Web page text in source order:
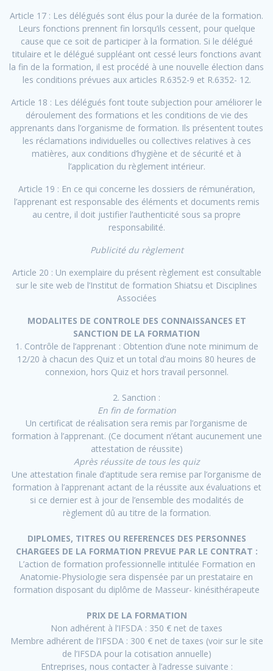
Article 17 : Les délégués sont élus pour la durée de la formation.
Leurs fonctions prennent fin lorsqu’ils cessent, pour quelque
cause que ce soit de participer à la formation. Si le délégué
titulaire et le délégué suppléant ont cessé leurs fonctions avant
la fin de la formation, il est procédé à une nouvelle élection dans
les conditions prévues aux articles R.6352-9 et R.6352- 12.
Article 18 : Les délégués font toute subjection pour améliorer le
déroulement des formations et les conditions de vie des
apprenants dans l’organisme de formation. Ils présentent toutes
les réclamations individuelles ou collectives relatives à ces
matières, aux conditions d’hygiène et de sécurité et à
l’application du règlement intérieur.
Article 19 : En ce qui concerne les dossiers de rémunération,
l’apprenant est responsable des éléments et documents remis
au centre, il doit justifier l’authenticité sous sa propre
responsabilité.
Publicité du règlement
Article 20 : Un exemplaire du présent règlement est consultable
sur le site web de l’Institut de formation Shiatsu et Disciplines
Associées
MODALITES DE CONTROLE DES CONNAISSANCES ET
SANCTION DE LA FORMATION
1. Contrôle de l’apprenant : Obtention d’une note minimum de
12/20 à chacun des Quiz et un total d’au moins 80 heures de
connexion, hors Quiz et hors travail personnel.
2. Sanction :
En fin de formation
Un certificat de réalisation sera remis par l’organisme de
formation à l’apprenant. (Ce document n’étant aucunement une
attestation de réussite)
Après réussite de tous les quiz
Une attestation finale d’aptitude sera remise par l’organisme de
formation à l’apprenant actant de la réussite aux évaluations et
si ce dernier est à jour de l’ensemble des modalités de
règlement dû au titre de la formation.
DIPLOMES, TITRES OU REFERENCES DES PERSONNES
CHARGEES DE LA FORMATION PREVUE PAR LE CONTRAT :
L’action de formation professionnelle intitulée Formation en
Anatomie-Physiologie sera dispensée par un prestataire en
formation disposant du diplôme de Masseur- kinésithérapeute
PRIX DE LA FORMATION
Non adhérent à l’IFSDA : 350 € net de taxes
Membre adhérent de l’IFSDA : 300 € net de taxes (voir sur le site
de l’IFSDA pour la cotisation annuelle)
Entreprises, nous contacter à l’adresse suivante :